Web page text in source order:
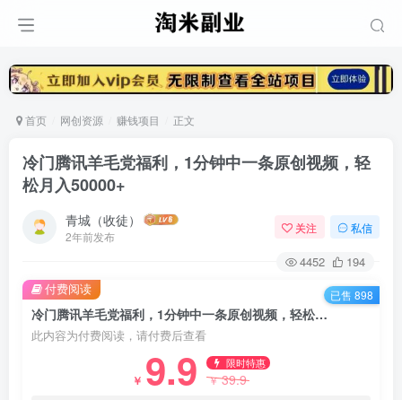
首页 网创资源 赚钱项目 正文
冷门腾讯羊毛党福利，1分钟中一条原创视频，轻
松月入50000+
青城（收徒）
2年前发布
关注 私信
4452 194
冷门腾讯羊毛党福利，1分钟中一条原创视频，轻松月入50000+
此内容为付费阅读，请付费后查看
￥ 9.9 限时特惠
￥39.9
付费阅读 已售 898